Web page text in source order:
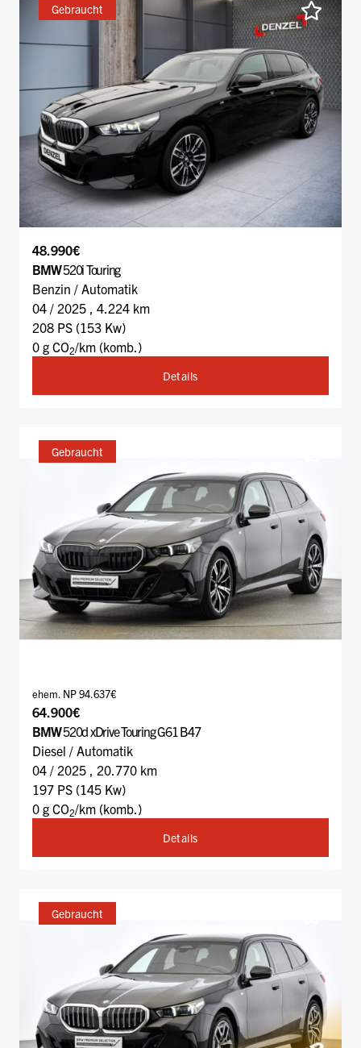
Gebraucht
48.990€
BMW520i Touring
Benzin / Automatik
04 / 2025 , 4.224 km
208 PS (153 Kw)
0 g CO2/km (komb.)
Details
Gebraucht
ehem. NP 94.637€
64.900€
BMW520d xDrive Touring G61 B47
Diesel / Automatik
04 / 2025 , 20.770 km
197 PS (145 Kw)
0 g CO2/km (komb.)
Details
Gebraucht